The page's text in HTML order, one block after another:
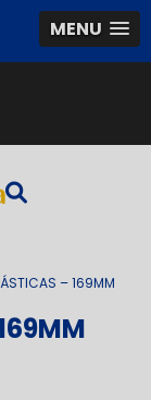
MENU
– 169MM